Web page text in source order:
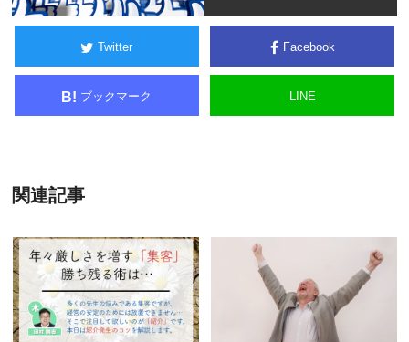
Twitter Facebook
B! ブックマーク LINE
関連記事